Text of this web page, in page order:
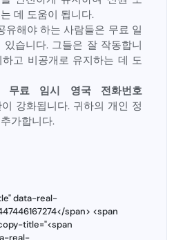
데 도움이 됩니다.
유해야 하는 사람들은 무료 일
습니다. 그들은 잘 작동합니
고 비공개로 유지하는 데 도
무료 임시 영국 전화번호
강화됩니다. 귀하의 개인 정
가합니다.
data-real-
span> <span
title="<span